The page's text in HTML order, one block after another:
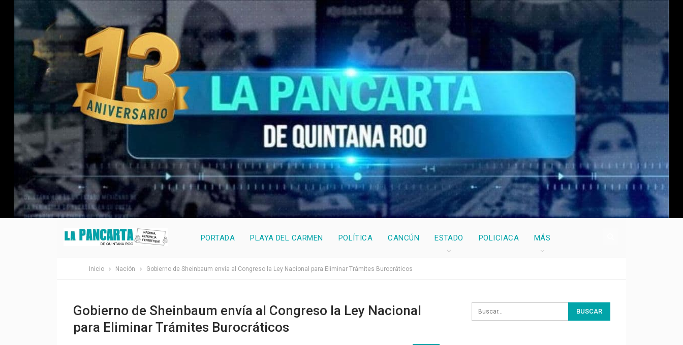
PORTADA PLAYA DEL CARMEN POLÍTICA CANCÚN ESTADO POLICIACA MÁS
Inicio Nación Gobierno de Sheinbaum envía al Congreso la Ley Nacional para Eliminar Trámites Burocráticos
Gobierno de Sheinbaum envía al Congreso la Ley Nacional
para Eliminar Trámites Burocráticos